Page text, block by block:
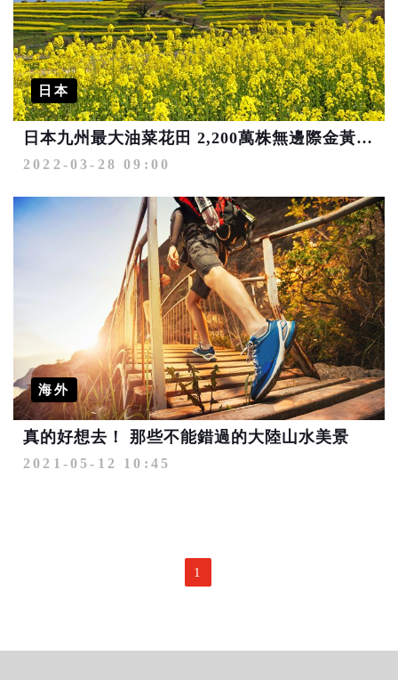
日本
日本九州最大油菜花田 2,200萬株無邊際金黃花海綻放
2022-03-28 09:00
海外
真的好想去！ 那些不能錯過的大陸山水美景
2021-05-12 10:45
1